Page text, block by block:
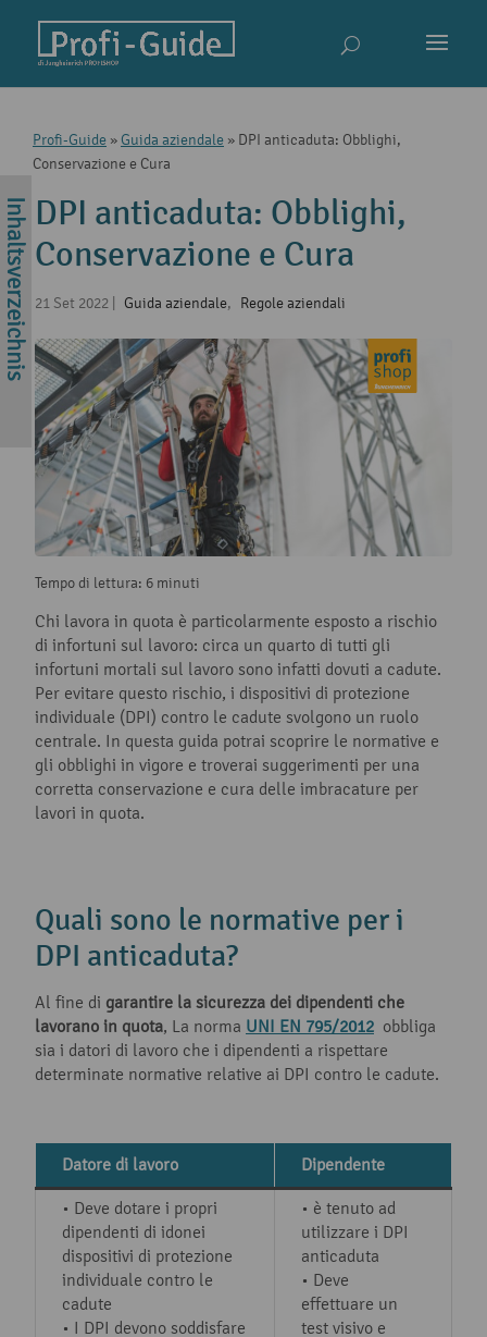
Profi-Guide » Guida aziendale » DPI anticaduta: Obblighi,
Conservazione e Cura
DPI anticaduta: Obblighi,
Conservazione e Cura
21 Set 2022 Guida aziendale, Regole aziendali
Tempo di lettura: 6 minuti
Chi lavora in quota è particolarmente esposto a rischio
di infortuni sul lavoro: circa un quarto di tutti gli
infortuni mortali sul lavoro sono infatti dovuti a cadute.
Per evitare questo rischio, i dispositivi di protezione
individuale (DPI) contro le cadute svolgono un ruolo
centrale. In questa guida potrai scoprire le normative e
gli obblighi in vigore e troverai suggerimenti per una
corretta conservazione e cura delle imbracature per
lavori in quota.
Quali sono le normative per i
DPI anticaduta?
Al fine di garantire la sicurezza dei dipendenti che
lavorano in quota, La norma UNI EN 795/2012 obbliga
sia i datori di lavoro che i dipendenti a rispettare
determinate normative relative ai DPI contro le cadute.
Datore di lavoro Dipendente
• Deve dotare i propri
dipendenti di idonei
dispositivi di protezione
individuale contro le
cadute
• I DPI devono soddisfare
• è tenuto ad
utilizzare i DPI
anticaduta
• Deve
effettuare un
test visivo e